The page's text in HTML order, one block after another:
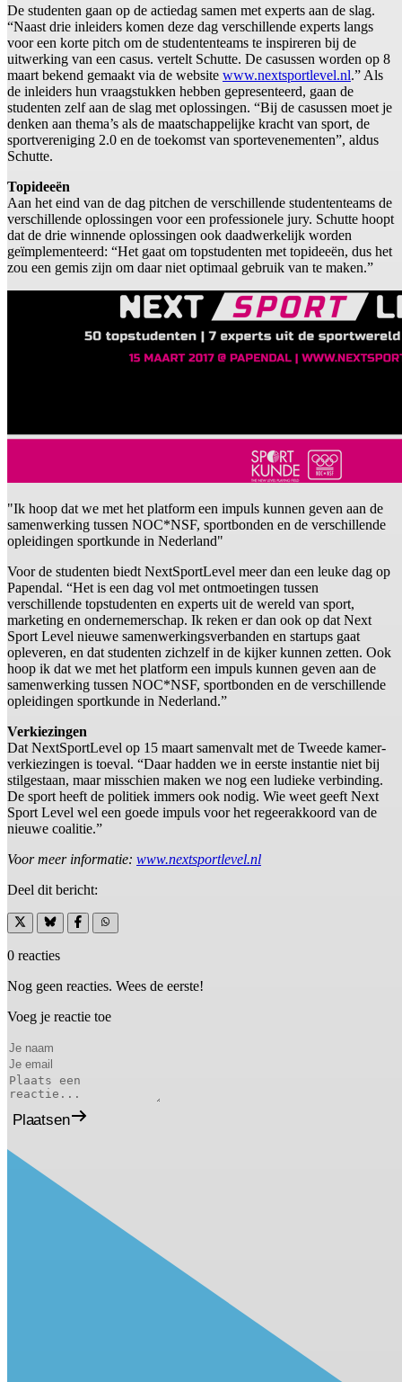
De studenten gaan op de actiedag samen met experts aan de slag.
“Naast drie inleiders komen deze dag verschillende experts langs
voor een korte pitch om de studententeams te inspireren bij de
uitwerking van een casus. vertelt Schutte. De casussen worden op 8
maart bekend gemaakt via de website www.nextsportlevel.nl.” Als
de inleiders hun vraagstukken hebben gepresenteerd, gaan de
studenten zelf aan de slag met oplossingen. “Bij de casussen moet je
denken aan thema’s als de maatschappelijke kracht van sport, de
sportvereniging 2.0 en de toekomst van sportevenementen”, aldus
Schutte.
Topideeën
Aan het eind van de dag pitchen de verschillende studententeams de
verschillende oplossingen voor een professionele jury. Schutte hoopt
dat de drie winnende oplossingen ook daadwerkelijk worden
geïmplementeerd: “Het gaat om topstudenten met topideeën, dus het
zou een gemis zijn om daar niet optimaal gebruik van te maken.”
"Ik hoop dat we met het platform een impuls kunnen geven aan de
samenwerking tussen NOC*NSF, sportbonden en de verschillende
opleidingen sportkunde in Nederland"
Voor de studenten biedt NextSportLevel meer dan een leuke dag op
Papendal. “Het is een dag vol met ontmoetingen tussen
verschillende topstudenten en experts uit de wereld van sport,
marketing en ondernemerschap. Ik reken er dan ook op dat Next
Sport Level nieuwe samenwerkingsverbanden en startups gaat
opleveren, en dat studenten zichzelf in de kijker kunnen zetten. Ook
hoop ik dat we met het platform een impuls kunnen geven aan de
samenwerking tussen NOC*NSF, sportbonden en de verschillende
opleidingen sportkunde in Nederland.”
Verkiezingen
Dat NextSportLevel op 15 maart samenvalt met de Tweede kamer-
verkiezingen is toeval. “Daar hadden we in eerste instantie niet bij
stilgestaan, maar misschien maken we nog een ludieke verbinding.
De sport heeft de politiek immers ook nodig. Wie weet geeft Next
Sport Level wel een goede impuls voor het regeerakkoord van de
nieuwe coalitie.”
Voor meer informatie: www.nextsportlevel.nl
Deel dit bericht:
0 reacties
Nog geen reacties. Wees de eerste!
Voeg je reactie toe
Plaatsen